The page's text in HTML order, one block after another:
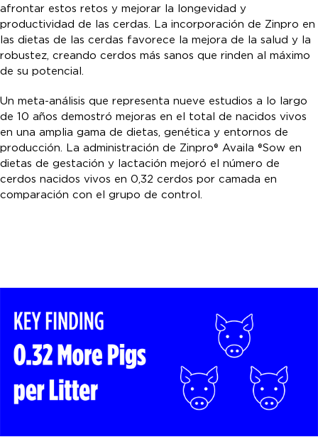
afrontar estos retos y mejorar la longevidad y
productividad de las cerdas. La incorporación de Zinpro en
las dietas de las cerdas favorece la mejora de la salud y la
robustez, creando cerdos más sanos que rinden al máximo
de su potencial.
Un meta-análisis que representa nueve estudios a lo largo
de 10 años demostró mejoras en el total de nacidos vivos
en una amplia gama de dietas, genética y entornos de
producción. La administración de Zinpro® Availa ®Sow en
dietas de gestación y lactación mejoró el número de
cerdos nacidos vivos en 0,32 cerdos por camada en
comparación con el grupo de control.